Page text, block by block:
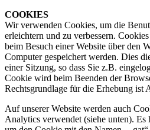
COOKIES
Wir verwenden Cookies, um die
erleichtern und zu verbessern.
beim Besuch einer Website über den
Computer gespeichert werden. Dies
einer Sitzung, so dass Sie z.B.
Cookie wird beim Beenden der
Rechtsgrundlage für die Erhebung
Auf unserer Website werden auch
Analytics verwendet (siehe unten). Es